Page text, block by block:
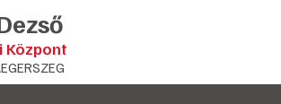
Központ